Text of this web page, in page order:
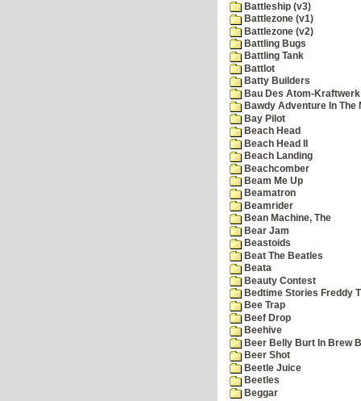
Battleship (v3)
Battlezone (v1)
Battlezone (v2)
Battling Bugs
Battling Tank
Battlot
Batty Builders
Bau Des Atom-Kraftwerk
Bawdy Adventure In The
Bay Pilot
Beach Head
Beach Head II
Beach Landing
Beachcomber
Beam Me Up
Beamatron
Beamrider
Bean Machine, The
Bear Jam
Beastoids
Beat The Beatles
Beata
Beauty Contest
Bedtime Stories Freddy
Bee Trap
Beef Drop
Beehive
Beer Belly Burt In Brew
Beer Shot
Beetle Juice
Beetles
Beggar